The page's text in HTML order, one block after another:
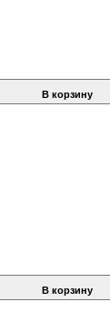
В корзину
В корзину